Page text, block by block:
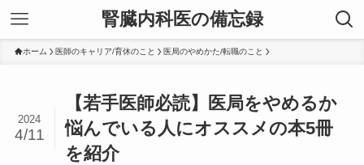
腎臓内科医の備忘録
ホーム 医師のキャリア/育休のこと 医局のやめかた/転職のこと
【若手医師必読】医局をやめるか
悩んでいる人にオススメの本5冊
を紹介
2024
4/11